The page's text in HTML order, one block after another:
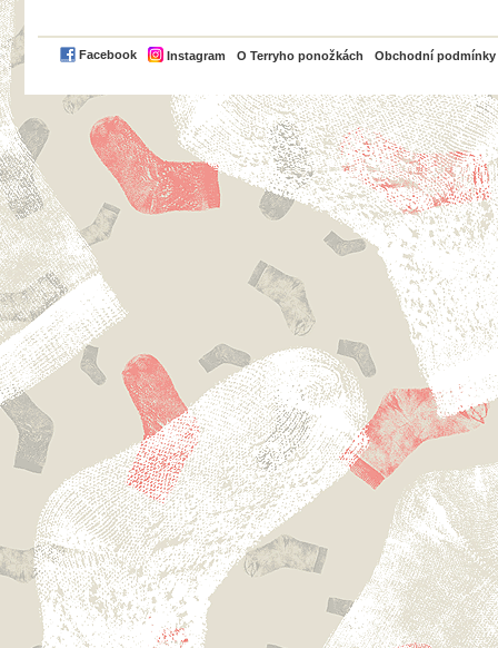
Facebook Instagram O Terryho ponožkách Obchodní podmínky
PayPal